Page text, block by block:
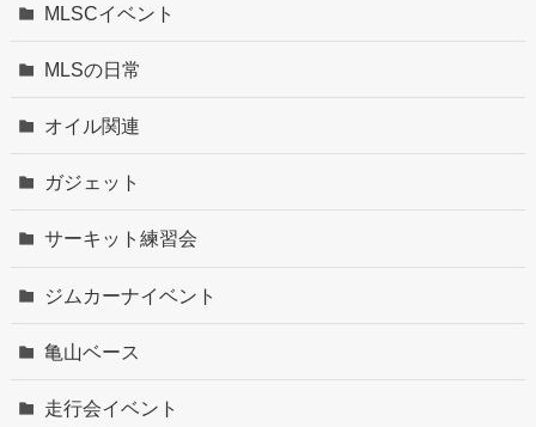
MLSCイベント
MLSの日常
オイル関連
ガジェット
サーキット練習会
ジムカーナイベント
亀山ベース
走行会イベント